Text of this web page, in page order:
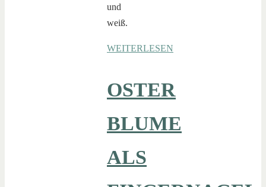
und
weiß.
WEITERLESEN
OSTER
BLUME
ALS